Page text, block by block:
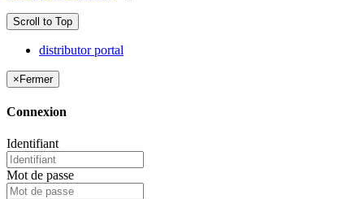
Scroll to Top
distributor portal
×Fermer
Connexion
Identifiant
Mot de passe